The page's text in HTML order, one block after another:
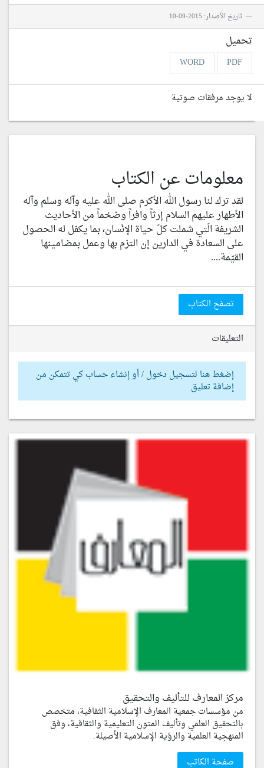
تاريخ الأصدار: 2015-09-10
تحميل
PDF
WORD
لا يوجد مرفقات صوتية
معلومات عن الكتاب
لقد ترك لنا رسول الله الأكرم صلى الله عليه وآله وسلم وآله
الأطهار عليهم السلام إرثاً وافراً وضخماً من الأحاديث
الشريفة الّتي شملت كلّ حياة الإنْسان، بما يكفل له الحصول
على السعادة في الدارين إن التزم بها وعمل بمضامينها
القيّمة....
تصفح الكتاب
التعليقات
إضغط هنا لتسجيل دخول / أو إنشاء حساب كي تتمكن من
إضافة تعليق
مركز المعارف للتأليف والتحقيق
من مؤسسات جمعية المعارف الإسلامية الثقافية، متخصص
بالتحقيق العلمي وتأليف المتون التعليمية والثقافية، وفق
المنهجية العلمية والرؤية الإسلامية الأصيلة.
صفحة الكاتب